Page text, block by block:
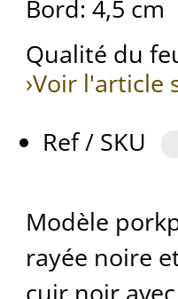
Bord: 4,5 cm
Qualité du
›Voir l'article
Ref / SKU
Modèle
rayée noire